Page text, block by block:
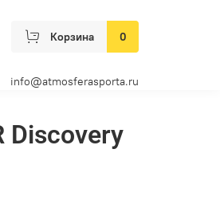
Корзина 0
info@atmosferasporta.ru
Discovery